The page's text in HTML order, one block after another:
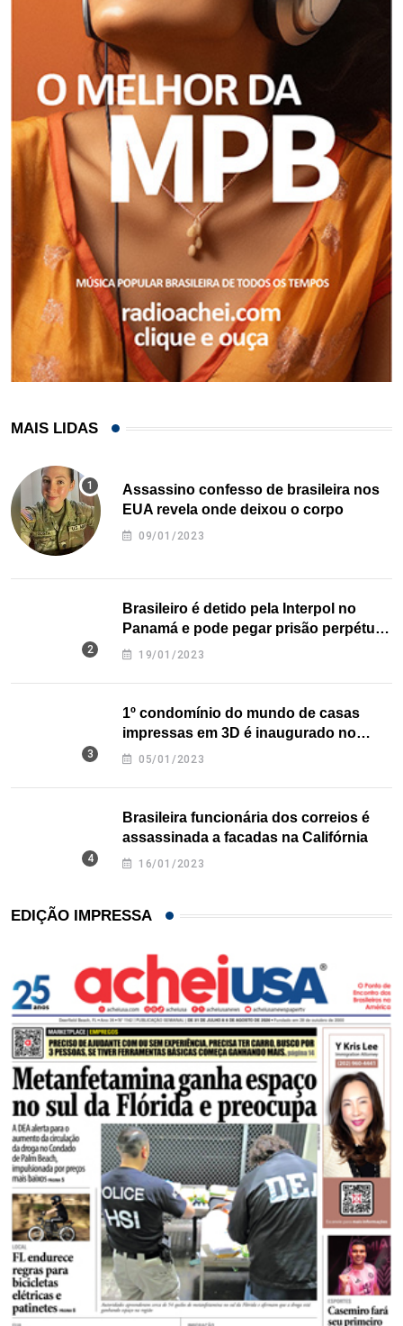
MAIS LIDAS
Assassino confesso de brasileira nos
EUA revela onde deixou o corpo
09/01/2023
Brasileiro é detido pela Interpol no
Panamá e pode pegar prisão perpétua
nos EUA
19/01/2023
1º condomínio do mundo de casas
impressas em 3D é inaugurado no
Texas
05/01/2023
Brasileira funcionária dos correios é
assassinada a facadas na Califórnia
16/01/2023
EDIÇÃO IMPRESSA